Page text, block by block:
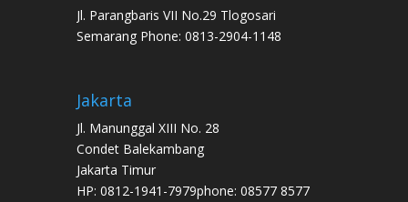
Jl. Parangbaris VII No.29 Tlogosari
Semarang Phone: 0813-2904-1148
Jakarta
Jl. Manunggal XIII No. 28
Condet Balekambang
Jakarta Timur
HP: 0812-1941-7979phone: 08577 8577